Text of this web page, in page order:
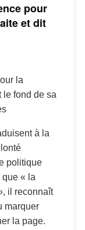
pour
et dit
la
le fond de sa
à la
politique
que « la
il reconnaît
marquer
la page.